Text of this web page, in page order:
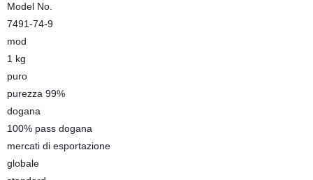
Model No.
7491-74-9
mod
1 kg
puro
purezza 99%
dogana
100% pass dogana
mercati di esportazione
globale